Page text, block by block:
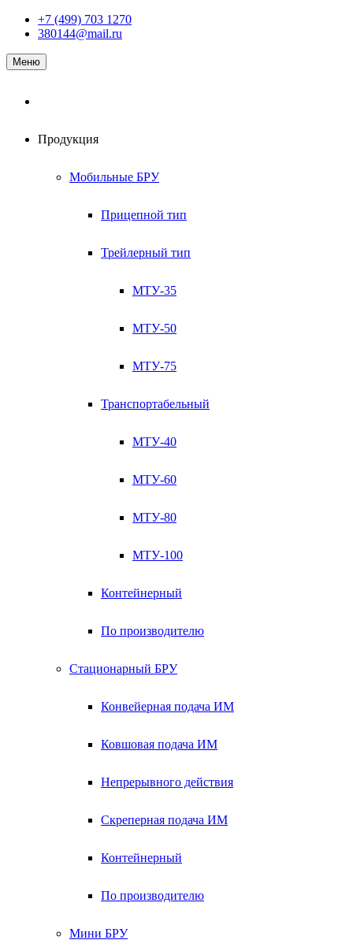
Наверх+7 (499) 703 1270
380144@mail.ru
Меню
Продукция
Мобильные БРУ
Прицепной тип
Трейлерный тип
МТУ-35
МТУ-50
МТУ-75
Транспортабельный
МТУ-40
МТУ-60
МТУ-80
МТУ-100
Контейнерный
По производителю
Стационарный БРУ
Конвейерная подача ИМ
Ковшовая подача ИМ
Непрерывного действия
Скреперная подача ИМ
Контейнерный
По производителю
Мини БРУ